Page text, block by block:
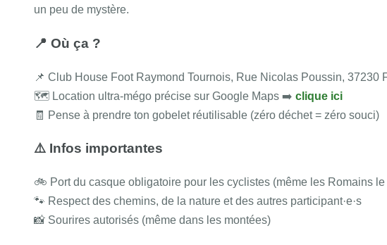
un peu de mystère.
📍 Où ça ?
📌 Club House Foot Raymond Tournois, Rue Nicolas Poussin, 37230
🗺️ Location ultra-mégo précise sur Google Maps ➡️ clique ici
🧾 Pense à prendre ton gobelet réutilisable (zéro déchet = zéro souci)
⚠️ Infos importantes
🚲 Port du casque obligatoire pour les cyclistes (même les Romains
🐾 Respect des chemins, de la nature et des autres participant·e·s
📸 Sourires autorisés (même dans les montées)